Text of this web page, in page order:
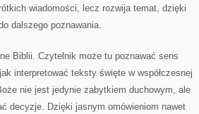
wiadomości, lecz rozwija temat, dzięki
dalszego poznawania.
Biblii. Czytelnik może tu poznawać sens
interpretować teksty święte w współczesnej
nie jest jedynie zabytkiem duchowym, ale
decyzje. Dzięki jasnym omówieniom nawet